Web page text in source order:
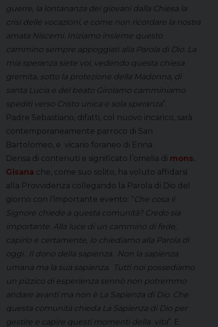
guerre, la lontananza dei giovani dalla Chiesa la
crisi delle vocazioni, e come non ricordare la nostra
amata Niscemi. Iniziamo insieme questo
cammino sempre appoggiati alla Parola di Dio. La
mia speranza siete voi, vedendo questa chiesa
gremita, sotto la protezione della Madonna, di
santa Lucia e del beato Girolamo camminiamo
spediti verso Cristo unica e sola speranza”.
Padre Sebastiano, difatti, col nuovo incarico, sarà
contemporaneamente parroco di San
Bartolomeo, e vicario foraneo di Enna.
Densa di contenuti e significato l’omelia di mons.
Gisana che, come suo solito, ha voluto affidarsi
alla Provvidenza collegando la Parola di Dio del
giorno con l’importante evento: “Che cosa il
Signore chiede a questa comunità? Credo sia
importante. Alla luce di un cammino di fede,
capirlo e certamente, lo chiediamo alla Parola di
oggi. Il dono della sapienza. Non la sapienza
umana ma la sua sapienza. Tutti noi possediamo
un pizzico di esperienza sennò non potremmo
andare avanti ma non è La Sapienza di Dio. Che
questa comunità chieda La Sapienza di Dio per
gestire e capire questi momenti della vita”. E